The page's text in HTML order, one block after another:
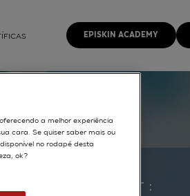
EPISKIN ACADEMY
Procurar por :
a melhor experiência
cara. Se quiser saber mais ou
no rodapé desta
ok?